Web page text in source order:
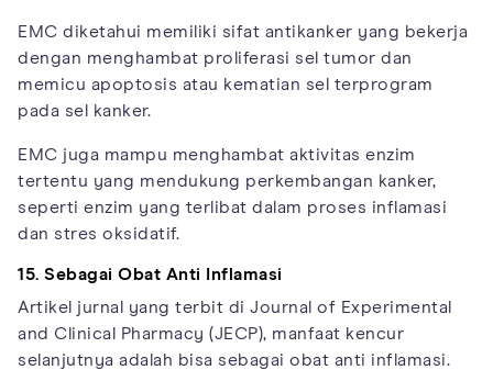
EMC diketahui memiliki sifat antikanker yang bekerja
dengan menghambat proliferasi sel tumor dan
memicu apoptosis atau kematian sel terprogram
pada sel kanker.
EMC juga mampu menghambat aktivitas enzim
tertentu yang mendukung perkembangan kanker,
seperti enzim yang terlibat dalam proses inflamasi
dan stres oksidatif.
15. Sebagai Obat Anti Inflamasi
Artikel jurnal yang terbit di Journal of Experimental
and Clinical Pharmacy (JECP), manfaat kencur
selanjutnya adalah bisa sebagai obat anti inflamasi.